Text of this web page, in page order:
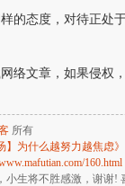
的态度，对待正处
网络文章，如果侵权
所有
】为什么越努力越焦虑》
160.html
小生将不胜感激，谢谢!